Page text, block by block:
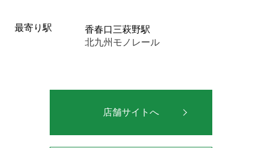
最寄り駅
香春口三萩野駅
北九州モノレール
店舗サイトへ